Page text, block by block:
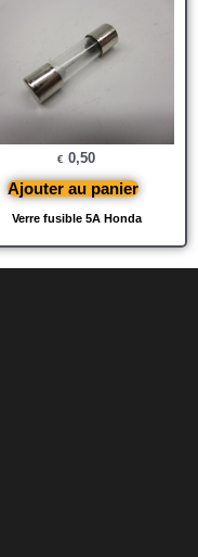
Verre fusible 5A Honda
€ 0,50
Ajouter au panier